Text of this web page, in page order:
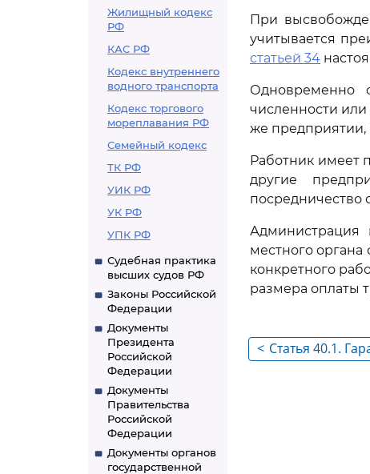
Жилищный кодекс
РФ
КАС РФ
Кодекс внутреннего
водного транспорта
Кодекс торгового
мореплавания РФ
Семейный кодекс
ТК РФ
УИК РФ
УК РФ
УПК РФ
Судебная практика
высших судов РФ
Законы Российской
Федерации
Документы
Президента
Российской
Федерации
Документы
Правительства
Российской
Федерации
Документы органов
государственной
При
учитывается
статьей 34
Одновременно
численности или
же предприятии,
Работник имеет
другие
посредничество
Администрация
местного
конкретного
размера оплаты
< Статья 40.1.